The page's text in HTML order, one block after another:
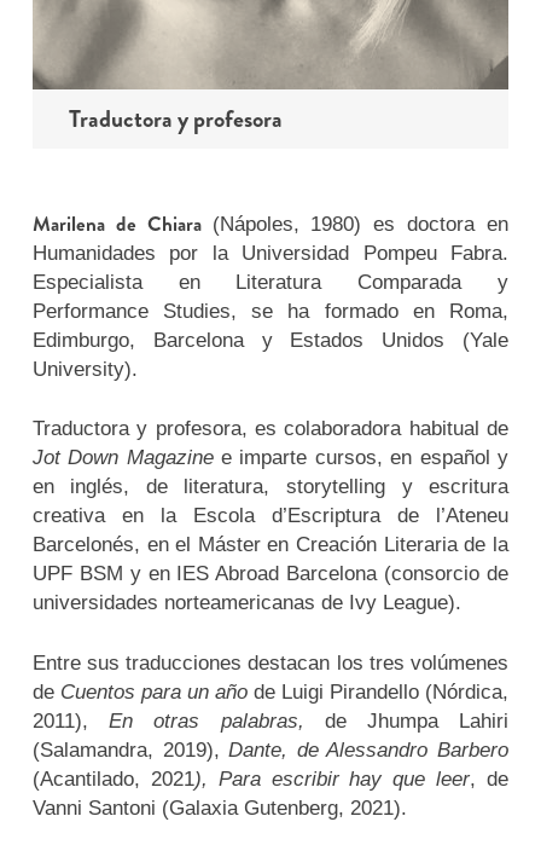
Traductora y profesora
Marilena de Chiara (Nápoles, 1980) es doctora en
Humanidades por la Universidad Pompeu Fabra.
Especialista en Literatura Comparada y
Performance Studies, se ha formado en Roma,
Edimburgo, Barcelona y Estados Unidos (Yale
University).
Traductora y profesora, es colaboradora habitual de
Jot Down Magazinee imparte cursos, en español y
en inglés, de literatura, storytelling y escritura
creativa en la Escola d’Escriptura de l’Ateneu
Barcelonés, en el Máster en Creación Literaria de la
UPF BSM y en IES Abroad Barcelona (consorcio de
universidades norteamericanas de Ivy League).
Entre sus traducciones destacan los tres volúmenes
de Cuentos para un añode Luigi Pirandello (Nórdica,
2011),En otras palabras, de Jhumpa Lahiri
(Salamandra, 2019),Dante, de Alessandro Barbero
(Acantilado, 2021), Para escribir hay que leer, de
Vanni Santoni (Galaxia Gutenberg, 2021).